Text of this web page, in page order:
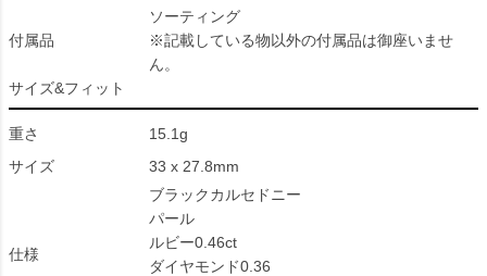
付属品
ソーティング
※記載している物以外の付属品は御座いませ
ん。
サイズ&フィット
重さ
15.1g
サイズ
33 x 27.8mm
仕様
ブラックカルセドニー
パール
ルビー0.46ct
ダイヤモンド0.36